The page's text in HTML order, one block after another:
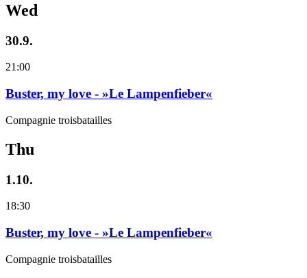
Wed
30.9.
21:00
Buster, my love - »Le Lampenfieber«
Compagnie troisbatailles
Thu
1.10.
18:30
Buster, my love - »Le Lampenfieber«
Compagnie troisbatailles